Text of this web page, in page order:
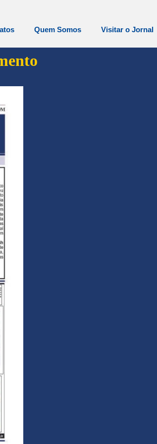
Quem Somos Visitar o Jornal